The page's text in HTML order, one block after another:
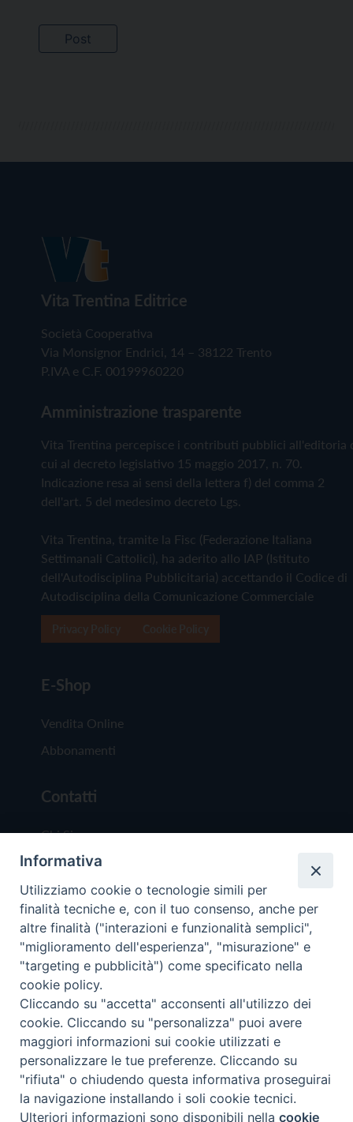
Vita Trentina Editrice
Società Cooperativa
Via Monsignor Endrici, 14 – 38122 Trento
P.IVA e C.F. 00199960220
Amministrazione trasparente
Vita Trentina percepisce i contributi pubblici all'editoria
cui al decreto legislativo 15 maggio 2017, n. 70.
Indicazione resa ai sensi della lettera f) del comma 2
dell'art. 5 del medesimo decreto Lgs.
Vita Trentina, tramite la Fisc (Federazione Italiana
Settimanali Cattolici), ha aderito allo IAP (Istituto
dell'Autodisciplina Pubblicitaria) accettando il Codice di
Autodisciplina della Comunicazione Commerciale
E-Shop
Vendita Online
Abbonamenti
Contatti
Chi Siamo
Redazione
Scrivici
Copyright © 2019 - Tutti i diritti riservati - Vita
Trentina Editrice
Privacy Policy
Torna
Informativa
Utilizziamo cookie o tecnologie simili per
finalità tecniche e, con il tuo consenso, anche per
altre finalità ("interazioni e funzionalità semplici",
"miglioramento dell'esperienza", "misurazione" e
"targeting e pubblicità") come specificato nella
cookie policy.
Cliccando su "accetta" acconsenti all'utilizzo dei
cookie. Cliccando su "personalizza" puoi avere
maggiori informazioni sui cookie utilizzati e
personalizzare le tue preferenze. Cliccando su
"rifiuta" o chiudendo questa informativa proseguirai
la navigazione installando i soli cookie tecnici.
Ulteriori informazioni sono disponibili nellacookie